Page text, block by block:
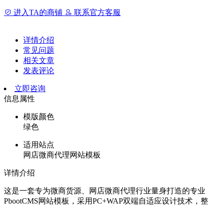
进入TA的商铺 联系官方客服
详情介绍
常见问题
相关文章
发表评论
立即咨询
信息属性
模版颜色
绿色
适用站点
网店微商代理网站模板
详情介绍
这是一套专为微商货源、网店微商代理行业量身打造的专业
PbootCMS网站模板，采用PC+WAP双端自适应设计技术，整